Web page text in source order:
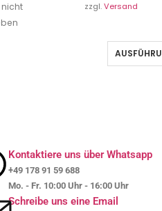
nicht
zzgl.Versand
Kontaktiere uns über Whatsapp
+49 178 91 59 688
Mo. - Fr. 10:00 Uhr - 16:00 Uhr
Schreibe uns eine Email